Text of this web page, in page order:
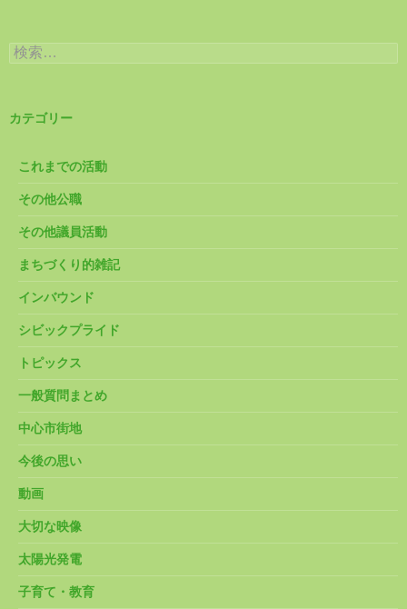
検
索:
カテゴリー
これまでの活動
その他公職
その他議員活動
まちづくり的雑記
インバウンド
シビックプライド
トピックス
一般質問まとめ
中心市街地
今後の思い
動画
大切な映像
太陽光発電
子育て・教育